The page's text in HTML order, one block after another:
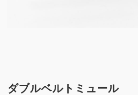
ダブルベルトミュール